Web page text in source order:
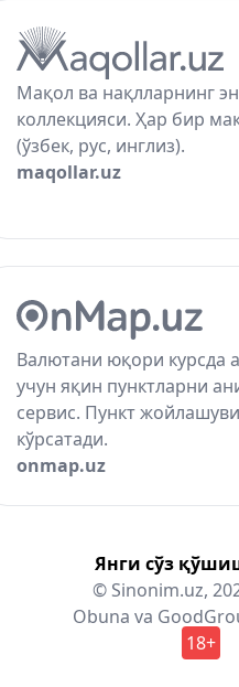
Мақол ва нақлларнинг
коллекцияси. Ҳар бир
(ўзбек, рус, инглиз).
maqollar.uz
Валютани юқори курсда
учун яқин пунктларни
сервис. Пункт
кўрсатади.
onmap.uz
Янги сўз
© Sinonim.uz,
Obuna va
18+